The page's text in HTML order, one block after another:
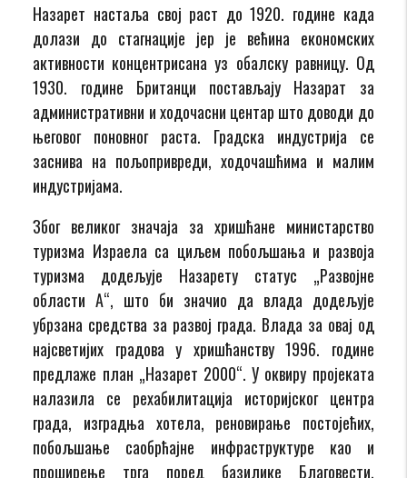
Назарет настаља свој раст до 1920. године када
долази до стагнације јер је већина економских
активности концентрисана уз обалску равницу. Од
1930. године Британци постављају Назарат за
административни и ходочасни центар што доводи до
његовог поновног раста. Градска индустрија се
заснива на пољопривреди, ходочашћима и малим
индустријама.
Због великог значаја за хришћане министарство
туризма Израела са циљем побољшања и развоја
туризма додељује Назарету статус „Развојне
области А“, што би значио да влада додељује
убрзана средства за развој града. Влада за овај од
најсветијих градова у хришћанству 1996. године
предлаже план „Назарет 2000“. У оквиру пројеката
налазила се рехабилитација историјског центра
града, изградња хотела, реновирање постојећих,
побољшање саобрћајне инфраструктуре као и
проширење трга поред базилике Благовести.